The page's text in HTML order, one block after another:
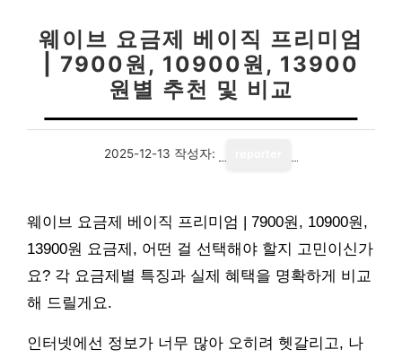
웨이브 요금제 베이직 프리미엄
| 7900원, 10900원, 13900
원별 추천 및 비교
2025-12-13 작성자:
웨이브 요금제 베이직 프리미엄 | 7900원, 10900원,
13900원 요금제, 어떤 걸 선택해야 할지 고민이신가
요? 각 요금제별 특징과 실제 혜택을 명확하게 비교
해 드릴게요.
인터넷에선 정보가 너무 많아 오히려 헷갈리고, 나